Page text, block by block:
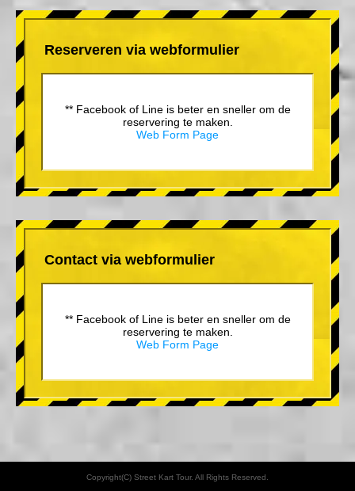
Reserveren via webformulier
** Facebook of Line is beter en sneller om de
reservering te maken.
Web Form Page
Contact via webformulier
** Facebook of Line is beter en sneller om de
reservering te maken.
Web Form Page
Copyright(C) Street Kart Tour. All Rights Reserved.